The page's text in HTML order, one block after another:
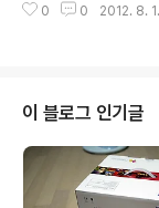
조절됩니다.안쪽 암놈나
0 0 2012. 8. 1.
이 블로그 인기글